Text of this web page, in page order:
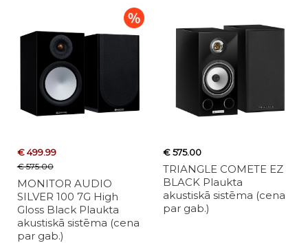
€ 499.99
€ 575.00
MONITOR AUDIO
SILVER 100 7G High
Gloss Black Plaukta
akustiskā sistēma (cena
par gab.)
€ 575.00
TRIANGLE COMETE EZ
BLACK Plaukta
akustiskā sistēma (cena
par gab.)